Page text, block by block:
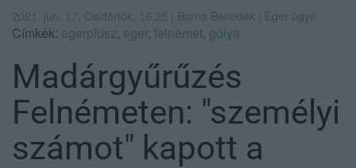
2021. jún. 17. Csütörtök, 16:25 | Barna Benedek | Eger ügye
Címkék: egerplusz, eger, felnémet, gólya
Madárgyűrűzés
Felnémeten: "személyi
számot" kapott a